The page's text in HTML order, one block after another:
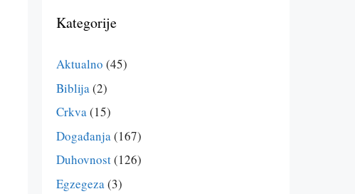
Kategorije
Aktualno (45)
Biblija(2)
Crkva(15)
Događanja(167)
Duhovnost(126)
Egzegeza(3)